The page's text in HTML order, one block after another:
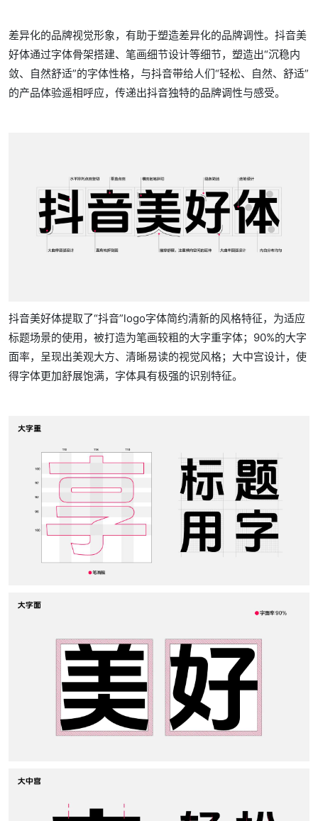
差异化的品牌视觉形象，有助于塑造差异化的品牌调性。抖音美
好体通过字体骨架搭建、笔画细节设计等细节，塑造出“沉稳内
敛、自然舒适”的字体性格，与抖音带给人们“轻松、自然、舒适”
的产品体验遥相呼应，传递出抖音独特的品牌调性与感受。
抖音美好体提取了“抖音”logo字体简约清新的风格特征，为适应
标题场景的使用，被打造为笔画较粗的大字重字体；90%的大字
面率，呈现出美观大方、清晰易读的视觉风格；大中宫设计，使
得字体更加舒展饱满，字体具有极强的识别特征。